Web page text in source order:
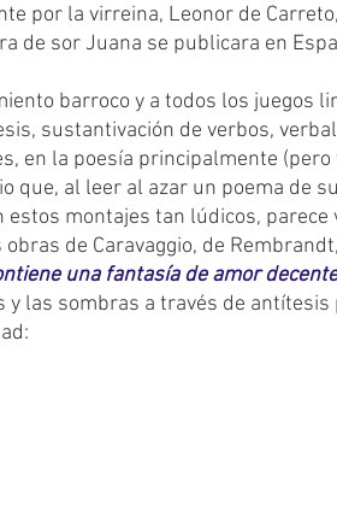
por la virreina, Leonor de
de sor Juana se publicara en
barroco y a todos los juegos
sustantivación de verbos,
en la poesía principalmente
que, al leer al azar un poema de
estos montajes tan lúdicos,
de Caravaggio, de
una fantasía de amor decente
y las sombras a través de